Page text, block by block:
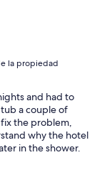
la propiedad
and had to
a couple of
the problem,
why the hotel
in the shower.
barefoot - my
socks and after